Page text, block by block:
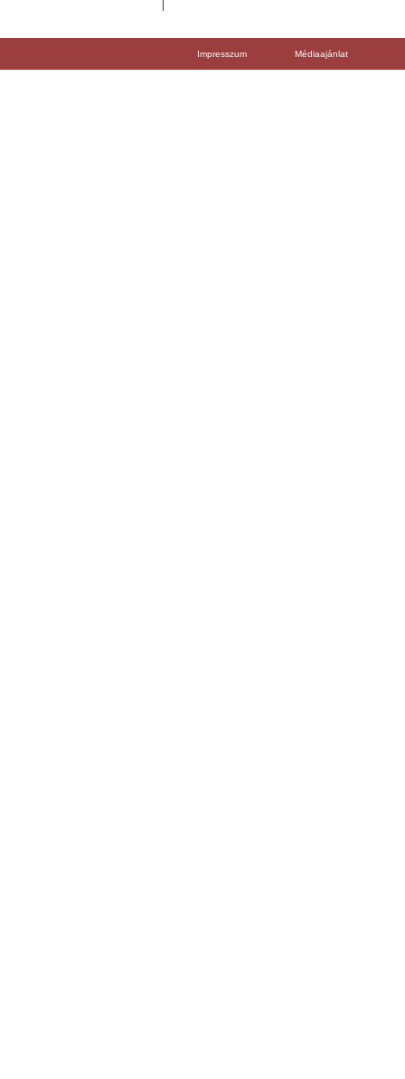
Impresszum Médiaajánlat